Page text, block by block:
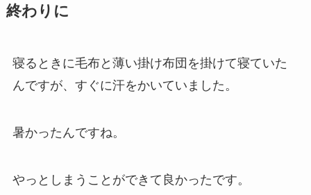
終わりに
寝るときに毛布と薄い掛け布団を掛けて寝ていた
んですが、すぐに汗をかいていました。
暑かったんですね。
やっとしまうことができて良かったです。